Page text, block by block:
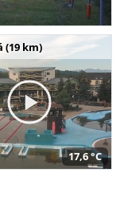
(19 km)
17,6 °C